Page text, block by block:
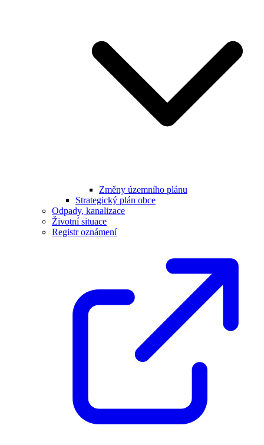
Změny územního plánu
Strategický plán obce
Odpady, kanalizace
Životní situace
Registr oznámení